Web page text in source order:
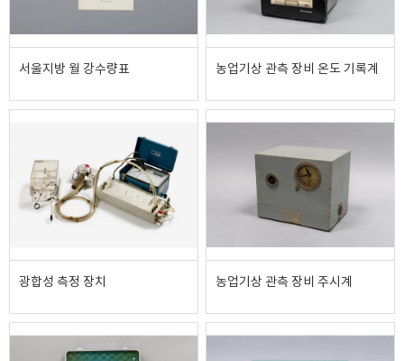
서울지방 월 강수량표 농업기상 관측 장비 온도 기록계
광합성 측정 장치 농업기상 관측 장비 주시계